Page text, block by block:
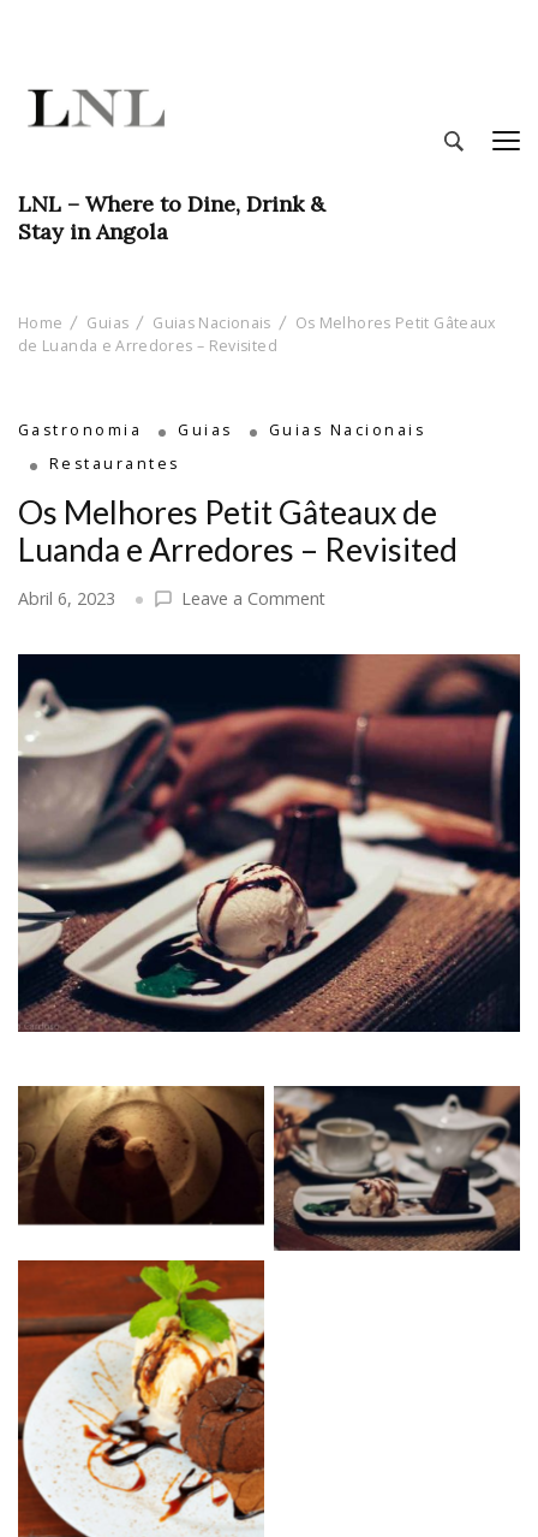
LNL – Where to Dine, Drink &
Stay in Angola
Home Guias Guias Nacionais
Os Melhores Petit Gâteaux
de Luanda e Arredores – Revisited
Gastronomia Guias
Guias Nacionais
Restaurantes
Os Melhores Petit Gâteaux de
Luanda e Arredores – Revisited
Abril 6, 2023 Leave a Commenton
Melhores
Gâteaux
de
Luanda
e
Arredores
Revisited
No Caption No Caption
No Caption